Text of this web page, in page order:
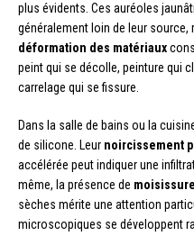
plus évidents. Ces auréoles
généralement loin de leur
déformation des matériaux
peint qui se décolle, peinture qui
carrelage qui se fissure.
Dans la salle de bains ou la
de silicone. Leur noircissement
accélérée peut indiquer une
même, la présence de
sèches mérite une attention
microscopiques se développent